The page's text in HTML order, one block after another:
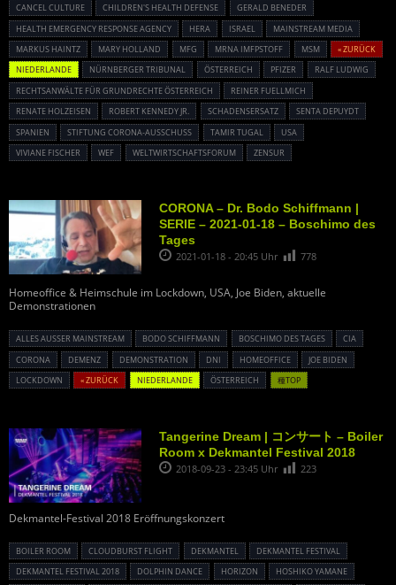
CANCEL CULTURE
CHILDREN'S HEALTH DEFENSE
GERALD BENEDER
HEALTH EMERGENCY RESPONSE AGENCY
HERA ISRAEL
MAINSTREAM MEDIA
MARKUS HAINTZ
MARY HOLLAND MFG MRNA IMFPSTOFF MSM
« ZURÜCK
NIEDERLANDE
NÜRNBERGER TRIBUNAL ÖSTERREICH PFIZER
RALF LUDWIG
RECHTSANWÄLTE FÜR GRUNDRECHTE ÖSTERREICH
REINER FUELLMICH
RENATE HOLZEISEN
ROBERT KENNEDY JR. SCHADENSERSATZ
SENTA DEPUYDT
SPANIEN
STIFTUNG CORONA-AUSSCHUSS TAMIR TUGAL
USA
VIVIANE FISCHER
WEF WELTWIRTSCHAFTSFORUM ZENSUR
CORONA – Dr. Bodo Schiffmann |
SERIE – 2021-01-18 – Boschimo des
Tages
2021-01-18 - 20:45 Uhr 778
Homeoffice & Heimschule im Lockdown, USA, Joe Biden, aktuelle
Demonstrationen
ALLES AUSSER MAINSTREAM BODO SCHIFFMANN BOSCHIMO DES TAGES
CIA
CORONA
DEMENZ DEMONSTRATION DNI HOMEOFFICE
JOE BIDEN
LOCKDOWN
« ZURÜCK NIEDERLANDE ÖSTERREICH 種TOP
Tangerine Dream | コンサート – Boiler
Room x Dekmantel Festival 2018
2018-09-23 - 23:45 Uhr 223
Dekmantel-Festival 2018 Eröffnungskonzert
BOILER ROOM CLOUDBURST FLIGHT DEKMANTEL
DEKMANTEL FESTIVAL
DEKMANTEL FESTIVAL 2018
DOLPHIN DANCE HORIZON
HOSHIKO YAMANE